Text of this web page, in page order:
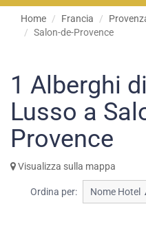
Home Francia
Salon-de-Provence
1 Alberghi
Lusso a
Provence
Visualizza sulla mappa
Ordina per: Nome Hotel